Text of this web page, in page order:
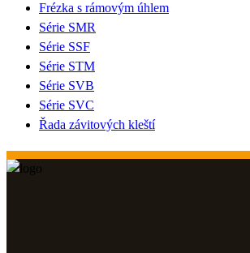
Frézka s rámovým úhlem
Série SMR
Série SSF
Série STM
Série SVB
Série SVC
Řada závitových kleští